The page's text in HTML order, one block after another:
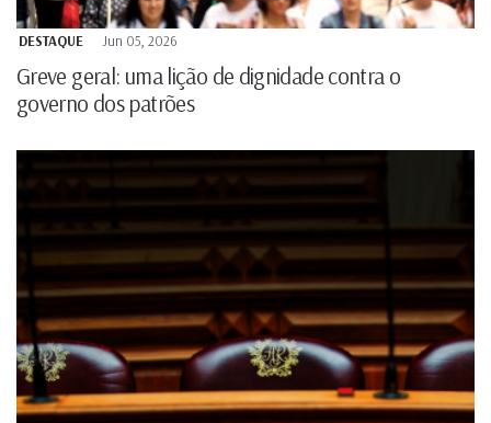
DESTAQUE Jun 05, 2026
Greve geral: uma lição de dignidade contra o
governo dos patrões